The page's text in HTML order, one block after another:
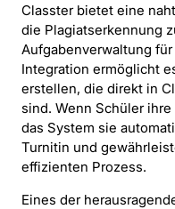
Classter bietet eine
die Plagiatserkennung
Aufgabenverwaltung
Integration ermöglicht
erstellen, die direkt in
sind. Wenn Schüler
das System sie
Turnitin und
effizienten Prozess.
Eines der